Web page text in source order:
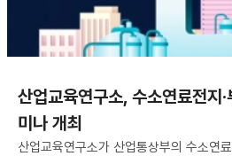
산업교육연구소, 수소연료전지
미나 개최
산업교육연구소가 산업통상부의 수소연